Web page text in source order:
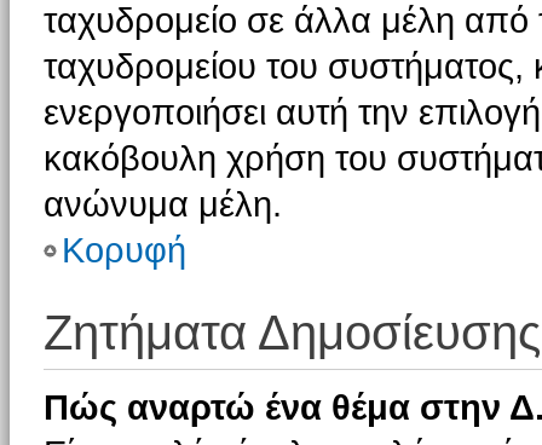
ταχυδρομείο σε άλλα μέλη
ταχυδρομείου του συστήματος,
ενεργοποιήσει αυτή την
κακόβουλη χρήση του
ανώνυμα μέλη.
Κορυφή
Ζητήματα Δημοσίευσης
Πώς αναρτώ ένα θέμα στην